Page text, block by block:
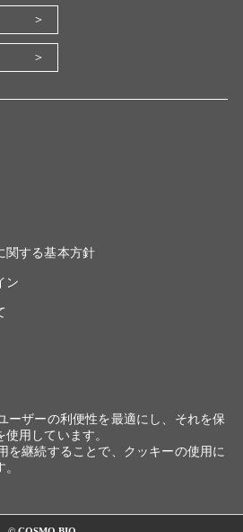
関する基本方針
ン
ーザーの利便性を最適にし、それを保
用しています。
継続することで、クッキーの使用に